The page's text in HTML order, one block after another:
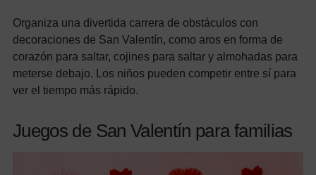
Organiza una divertida carrera de obstáculos con
decoraciones de San Valentín, como aros en forma de
corazón para saltar, cojines para saltar y almohadas para
meterse debajo. Los niños pueden competir entre sí para
ver el tiempo más rápido.
Juegos de San Valentín para familias